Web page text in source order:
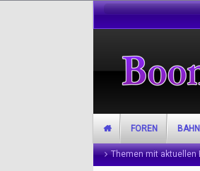
FOREN
Themen mit aktuellen